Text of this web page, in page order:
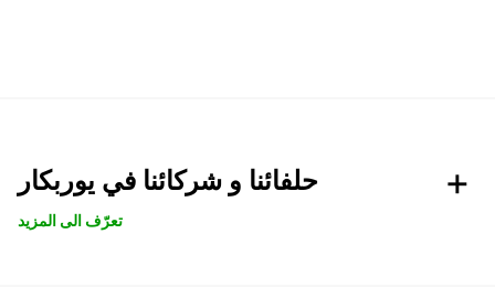
حلفائنا و شركائنا في يوربكار
تعرّف الى المزيد